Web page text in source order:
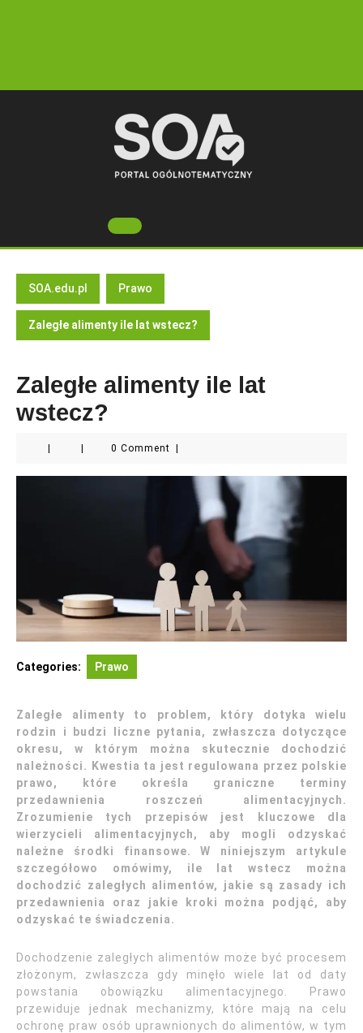
Open
Button
SOA.edu.pl Prawo
Zaległe alimenty ile lat wstecz?
Zaległe alimenty ile lat
wstecz?
0 Comment
Categories: Prawo
Zaległe alimenty to problem, który dotyka wielu
rodzin i budzi liczne pytania, zwłaszcza dotyczące
okresu, w którym można skutecznie dochodzić
należności. Kwestia ta jest regulowana przez polskie
prawo, które określa graniczne terminy
przedawnienia roszczeń alimentacyjnych.
Zrozumienie tych przepisów jest kluczowe dla
wierzycieli alimentacyjnych, aby mogli odzyskać
należne środki finansowe. W niniejszym artykule
szczegółowo omówimy, ile lat wstecz można
dochodzić zaległych alimentów, jakie są zasady ich
przedawnienia oraz jakie kroki można podjąć, aby
odzyskać te świadczenia.
Dochodzenie zaległych alimentów może być procesem
złożonym, zwłaszcza gdy minęło wiele lat od daty
powstania obowiązku alimentacyjnego. Prawo
przewiduje jednak mechanizmy, które mają na celu
ochronę praw osób uprawnionych do alimentów, w tym